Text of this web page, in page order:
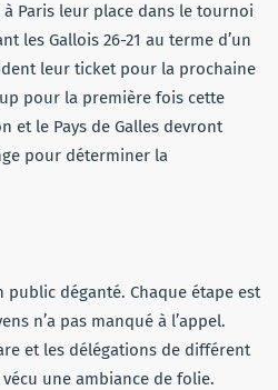
à Paris leur place dans le tournoi
les Gallois 26-21 au terme d’un
leur ticket pour la prochaine
pour la première fois cette
et le Pays de Galles devront
pour déterminer la
public déganté. Chaque étape est
n’a pas manqué à l’appel.
et les délégations de différent
une ambiance de folie.